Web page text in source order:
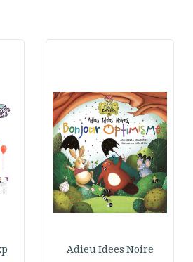
Adieu Idees Noire